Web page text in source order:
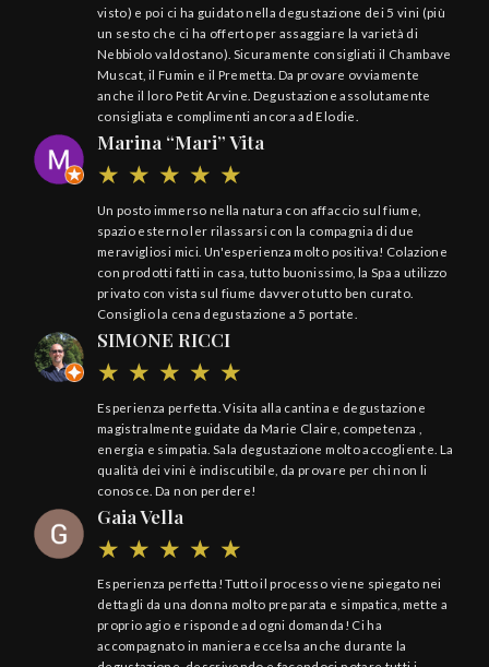
visto) e poi ci ha guidato nella degustazione dei 5 vini (più
un sesto che ci ha offerto per assaggiare la varietà di
Nebbiolo valdostano). Sicuramente consigliati il Chambave
Muscat, il Fumin e il Premetta. Da provare ovviamente
anche il loro Petit Arvine. Degustazione assolutamente
consigliata e complimenti ancora ad Elodie.
Marina “Mari” Vita
Un posto immerso nella natura con affaccio sul fiume,
spazio esterno ler rilassarsi con la compagnia di due
meravigliosi mici. Un'esperienza molto positiva! Colazione
con prodotti fatti in casa, tutto buonissimo, la Spa a utilizzo
privato con vista sul fiume davvero tutto ben curato.
Consiglio la cena degustazione a 5 portate.
SIMONE RICCI
Esperienza perfetta. Visita alla cantina e degustazione
magistralmente guidate da Marie Claire, competenza ,
energia e simpatia. Sala degustazione molto accogliente. La
qualità dei vini è indiscutibile, da provare per chi non li
conosce. Da non perdere!
Gaia Vella
Esperienza perfetta! Tutto il processo viene spiegato nei
dettagli da una donna molto preparata e simpatica, mette a
proprio agio e risponde ad ogni domanda! Ci ha
accompagnato in maniera eccelsa anche durante la